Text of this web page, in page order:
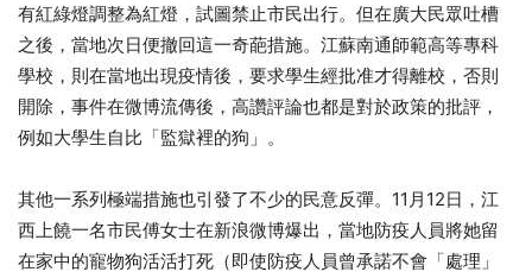
有紅綠燈調整為紅燈，試圖禁止市民出行。但在廣大民眾吐槽
之後，當地次日便撤回這一奇葩措施。江蘇南通師範高等專科
學校，則在當地出現疫情後，要求學生經批准才得離校，否則
開除，事件在微博流傳後，高讚評論也都是對於政策的批評，
例如大學生自比「監獄裡的狗」。
其他一系列極端措施也引發了不少的民意反彈。11月12日，江
西上饒一名市民傅女士在新浪微博爆出，當地防疫人員將她留
在家中的寵物狗活活打死（即使防疫人員曾承諾不會「處理」